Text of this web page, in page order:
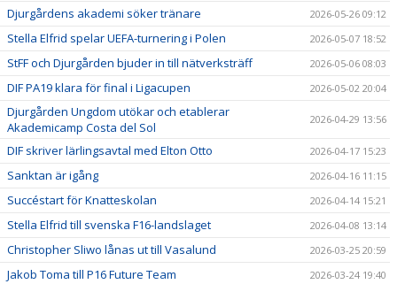
Djurgårdens akademi söker tränare 2026-05-26 09:12
Stella Elfrid spelar UEFA-turnering i Polen 2026-05-07 18:52
StFF och Djurgården bjuder in till nätverksträff 2026-05-06 08:03
DIF PA19 klara för final i Ligacupen 2026-05-02 20:04
Djurgården Ungdom utökar och etablerar
Akademicamp Costa del Sol
2026-04-29 13:56
DIF skriver lärlingsavtal med Elton Otto 2026-04-17 15:23
Sanktan är igång 2026-04-16 11:15
Succéstart för Knatteskolan 2026-04-14 15:21
Stella Elfrid till svenska F16-landslaget 2026-04-08 13:14
Christopher Sliwo lånas ut till Vasalund 2026-03-25 20:59
Jakob Toma till P16 Future Team 2026-03-24 19:40